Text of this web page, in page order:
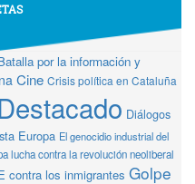
por la información y
Cine Crisis política en Cataluña
Diálogos
Europa El genocidio industrial del
lucha contra la revolución neoliberal
contra los inmigrantes Golpe